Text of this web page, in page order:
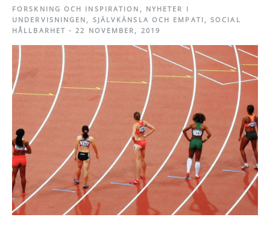
FORSKNING OCH INSPIRATION , NYHETER I
UNDERVISNINGEN , SJÄLVKÄNSLA OCH EMPATI ,SOCIAL
HÅLLBARHET - 22 NOVEMBER, 2019